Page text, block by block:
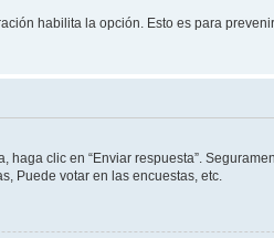
habilita la opción. Esto es para
clic en “Enviar respuesta”.
Puede votar en las encuestas, etc.